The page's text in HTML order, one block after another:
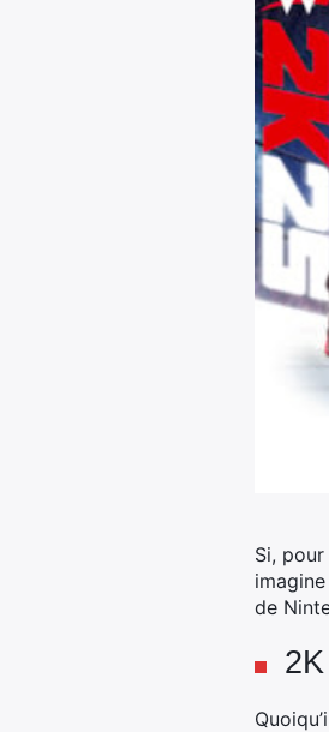
Si,
de